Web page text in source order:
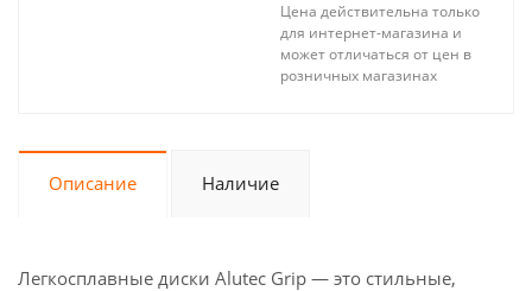
Цена действительна только
для интернет-магазина и
может отличаться от цен в
розничных магазинах
Описание Наличие
Легкосплавные диски Alutec Grip — это стильные,